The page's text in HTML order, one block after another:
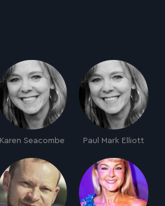
Karen Seacombe Paul Mark Elliott